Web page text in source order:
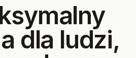
dla ludzi,